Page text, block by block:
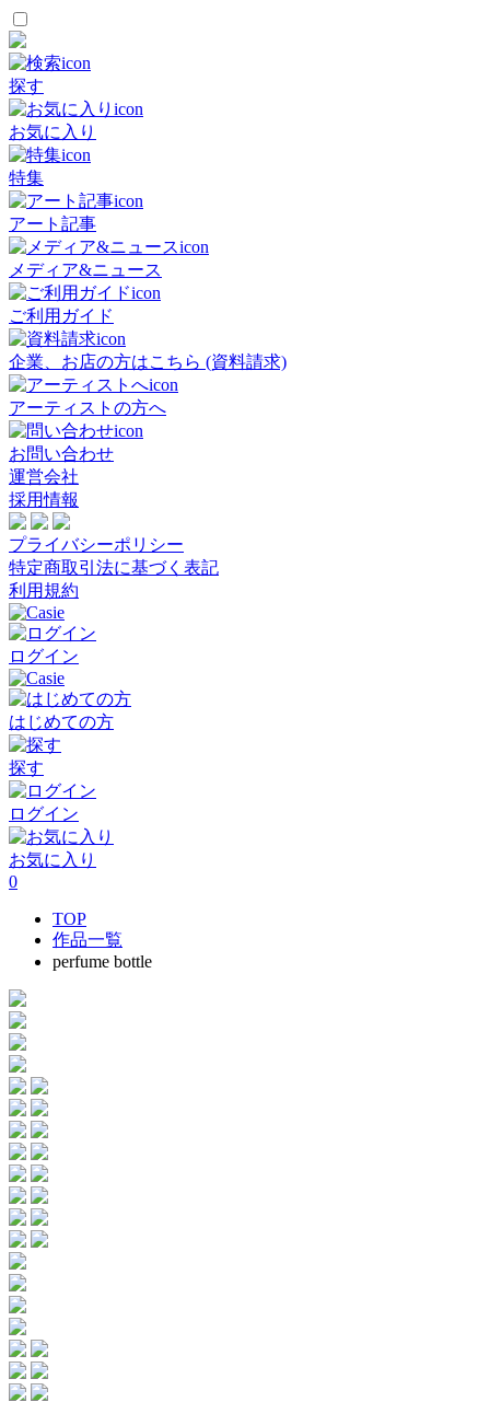
探す
お気に入り
特集
アート記事
メディア&ニュース
ご利用ガイド
企業、お店の方はこちら (資料請求)
アーティストの方へ
お問い合わせ
運営会社
採用情報
プライバシーポリシー
特定商取引法に基づく表記
利用規約
ログイン
はじめての方
探す
ログイン
お気に入り
0
TOP
作品一覧
perfume bottle